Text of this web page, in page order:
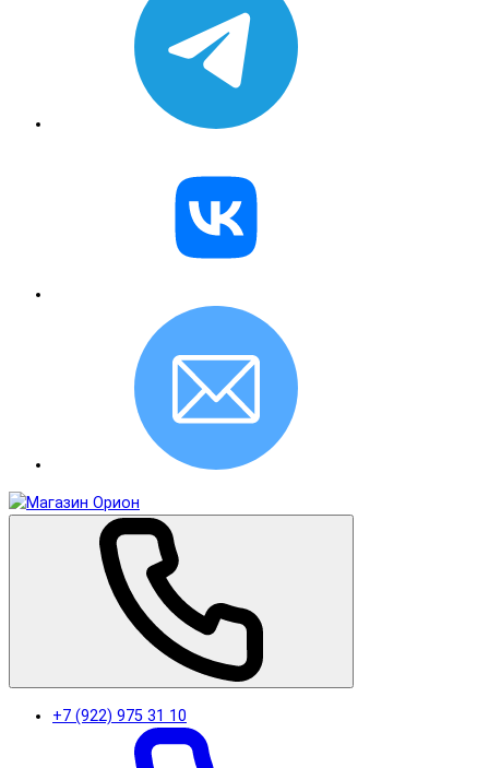
+7 (922) 975 31 10